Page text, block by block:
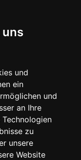
uns
und
ein
und
an Ihre
Technologien
zu
unsere
Website